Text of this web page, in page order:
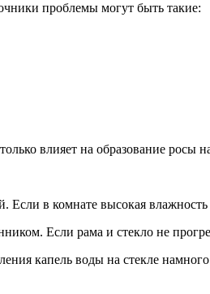
проблемы могут быть такие:
влияет на образование росы
в комнате высокая влажность
Если рама и стекло не
капель воды на стекле